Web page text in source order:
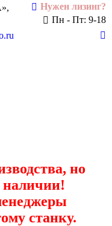
Нужен лизинг?
Пн - Пт: 9-18
но
наличии!
станку.